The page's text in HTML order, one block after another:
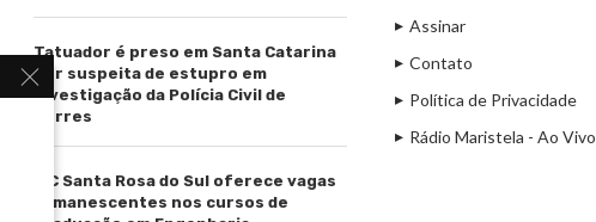
Tatuador é preso em Santa Catarina
por suspeita de estupro em
investigação da Polícia Civil de
Torres
IFC Santa Rosa do Sul oferece vagas
remanescentes nos cursos de
Assinar
Contato
Política de Privacidade
Rádio Maristela - Ao Vivo